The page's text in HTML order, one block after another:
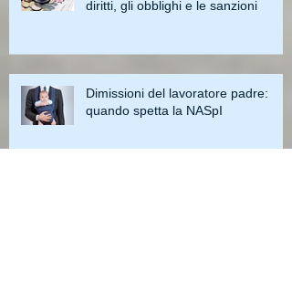
diritti, gli obblighi e le sanzioni
Dimissioni del lavoratore padre:
quando spetta la NASpI